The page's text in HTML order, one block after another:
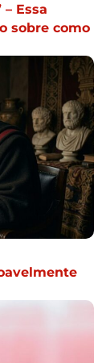
Essa
sobre como